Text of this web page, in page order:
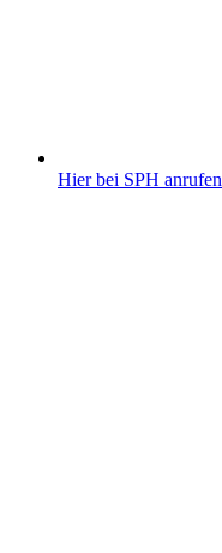
Hier bei SPH anrufen